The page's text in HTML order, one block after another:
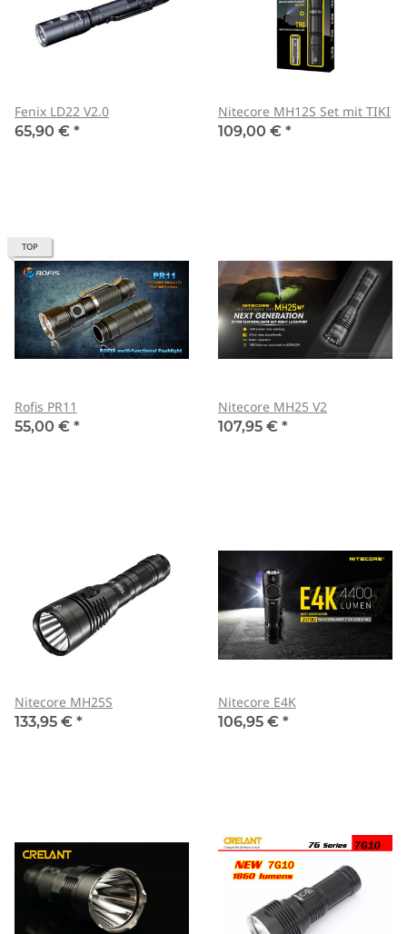
Fenix LD22 V2.0
65,90 € *
Nitecore MH12S Set mit TIKI
109,00 € *
TOP
Rofis PR11
55,00 € *
Nitecore MH25 V2
107,95 € *
Nitecore MH25S
133,95 € *
Nitecore E4K
106,95 € *